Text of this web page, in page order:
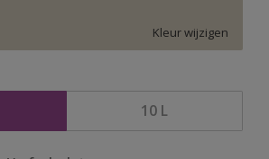
Kleur wijzigen
10 L